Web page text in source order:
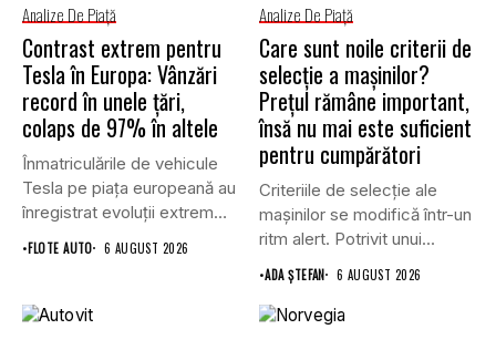
Analize De Piață
Contrast extrem pentru
Tesla în Europa: Vânzări
record în unele țări,
colaps de 97% în altele
Înmatriculările de vehicule
Tesla pe piața europeană au
înregistrat evoluții extrem
de...
•FLOTE AUTO 6 AUGUST 2026
Analize De Piață
Care sunt noile criterii de
selecție a mașinilor?
Prețul rămâne important,
însă nu mai este suficient
pentru cumpărători
Criteriile de selecție ale
mașinilor se modifică într-un
ritm alert. Potrivit unui...
•ADA ȘTEFAN 6 AUGUST 2026